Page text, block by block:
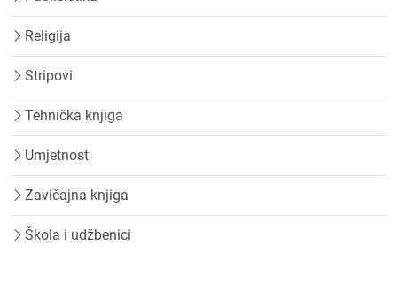
Religija
Stripovi
Tehnička knjiga
Umjetnost
Zavičajna knjiga
Škola i udžbenici